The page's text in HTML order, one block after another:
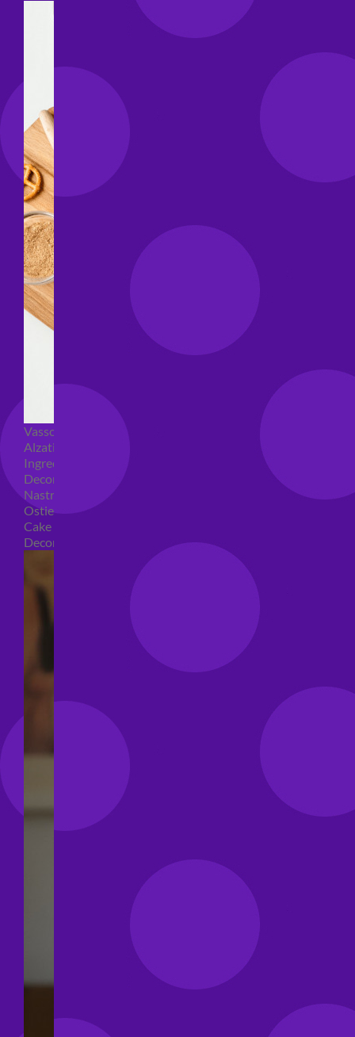
Vassoi e sottotorta
Alzatine per dolci
Ingredienti torte
Decorazioni torte
Nastri e girotorte
Ostie per torte
Cake Topper
Decori per torte